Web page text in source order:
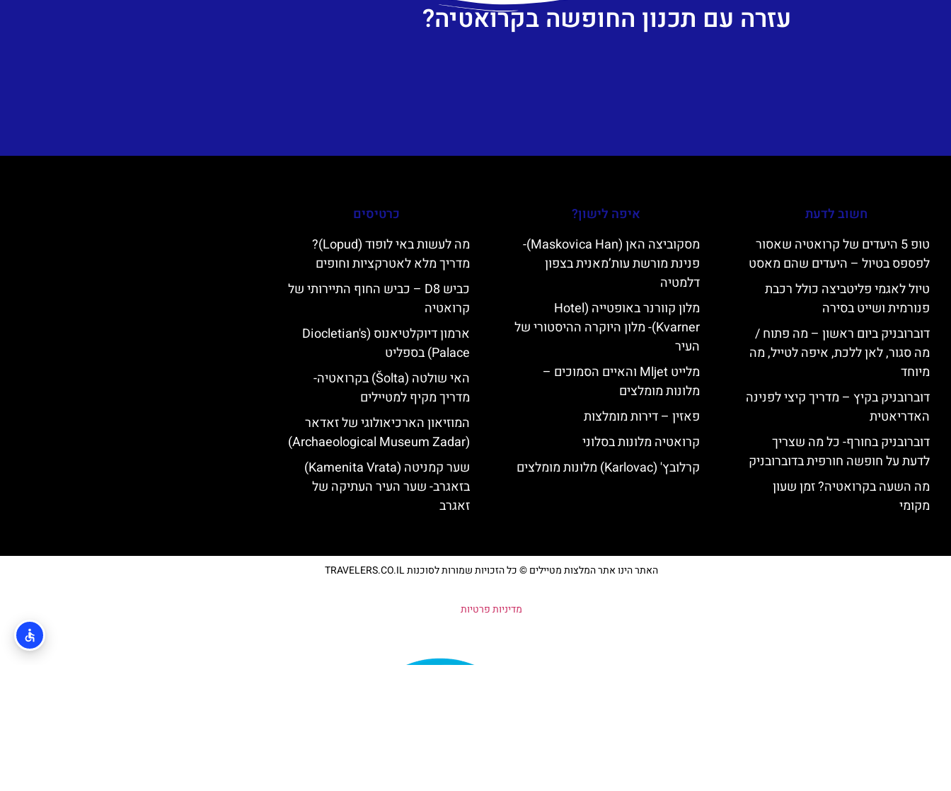
עזרה עם תכנון החופשה בקרואטיה?
חשוב לדעת
טופ 5 היעדים של קרואטיה שאסור
לפספס בטיול – היעדים שהם מאסט
טיול לאגמי פליטביצה כולל רכבת
פנורמית ושייט בסירה
דוברובניק ביום ראשון – מה פתוח /
מה סגור, לאן ללכת, איפה לטייל, מה
מיוחד
דוברובניק בקיץ – מדריך קיצי לפנינה
האדריאטית
דוברובניק בחורף- כל מה שצריך
לדעת על חופשה חורפית בדוברובניק
מה השעה בקרואטיה? זמן שעון
מקומי
איפה לישון?
מסקוביצה האן (Maskovica Han)-
פנינת מורשת עות’מאנית בצפון
דלמטיה
מלון קוורנר באופטייה (Hotel
Kvarner)- מלון היוקרה ההיסטורי של
העיר
מלייט Mljet והאיים הסמוכים –
מלונות מומלצים
פאזין – דירות מומלצות
קרואטיה מלונות בסלוני
קרלובץ' (Karlovac) מלונות מומלצים
כרטיסים
מה לעשות באי לופוד (Lopud)?
מדריך מלא לאטרקציות וחופים
כביש D8 – כביש החוף התיירותי של
קרואטיה
ארמון דיוקלטיאנוס (Diocletian's
Palace) בספליט
האי שולטה (Šolta) בקרואטיה-
מדריך מקיף למטיילים
המוזיאון הארכיאולוגי של זאדאר
(Archaeological Museum Zadar)
שער קמניטה (Kamenita Vrata)
בזאגרב- שער העיר העתיקה של
זאגרב
האתר הינו אתר המלצות מטיילים © כל הזכויות שמורות לסוכנות TRAVELERS.CO.IL
מדיניות פרטיות